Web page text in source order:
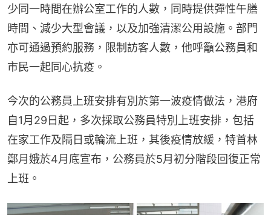
少同一時間在辦公室工作的人數，同時提供彈性午膳
時間、減少大型會議，以及加強清潔公用設施。部門
亦可通過預約服務，限制訪客人數，他呼籲公務員和
市民一起同心抗疫。
今次的公務員上班安排有別於第一波疫情做法，港府
自1月29日起，多次採取公務員特別上班安排，包括
在家工作及隔日或輪流上班，其後疫情放緩，特首林
鄭月娥於4月底宣布，公務員於5月初分階段回復正常
上班。